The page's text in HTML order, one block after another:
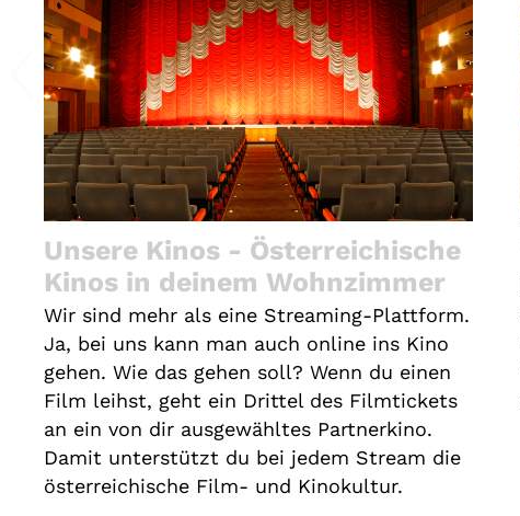
Unsere Kinos - Österreichische
Kinos in deinem Wohnzimmer
Wir sind mehr als eine Streaming-Plattform.
Ja, bei uns kann man auch online ins Kino
gehen. Wie das gehen soll? Wenn du einen
Film leihst, geht ein Drittel des Filmtickets
an ein von dir ausgewähltes Partnerkino.
Damit unterstützt du bei jedem Stream die
österreichische Film- und Kinokultur.